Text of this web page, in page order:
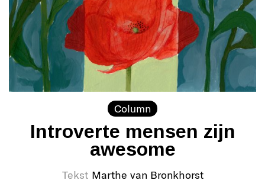
Column
Introverte mensen zijn
awesome
Tekst Marthe van Bronkhorst